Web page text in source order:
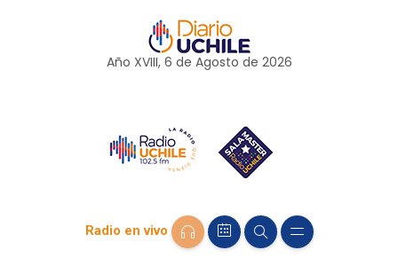
Año XVIII, 6 de Agosto de 2026
Radio en vivo